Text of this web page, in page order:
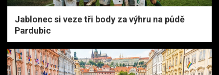
Jablonec si veze tři body za výhru na půdě
Pardubic